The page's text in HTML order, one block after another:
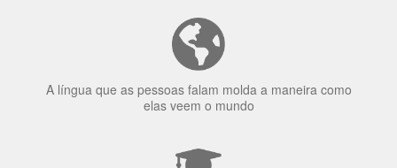
A língua que as pessoas falam molda a maneira como
elas veem o mundo